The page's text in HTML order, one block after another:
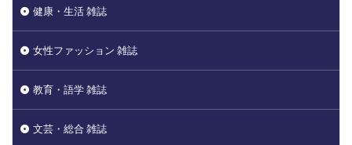
健康・生活 雑誌
女性ファッション 雑誌
教育・語学 雑誌
文芸・総合 雑誌